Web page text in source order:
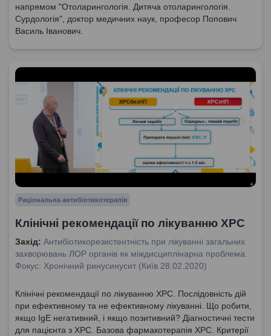
напрямом "Отоларингологія. Дитяча отоларингологія.
Сурдологія", доктор медичних наук, професор Попович
Василь Іванович.
Раціональна антибіотикотерапія
Клінічні рекомендації по лікуванню ХРС
Захід: Антибіотикорезистентність при лікуванні загальних
захворювань ЛОР органів як міждисциплінарна проблема.
Фокус: Хронічний ринусинусит (Київ 28.02.2020)
Клінічні рекомендації по лікуванню ХРС. Послідовність дій
при ефективному та не ефективному лікуванні. Що робити,
якщо IgE негативний, і якщо позитивний? Діагностичні тести
для пацієнта з ХРС. Базова фармакотерапія ХРС. Критерії